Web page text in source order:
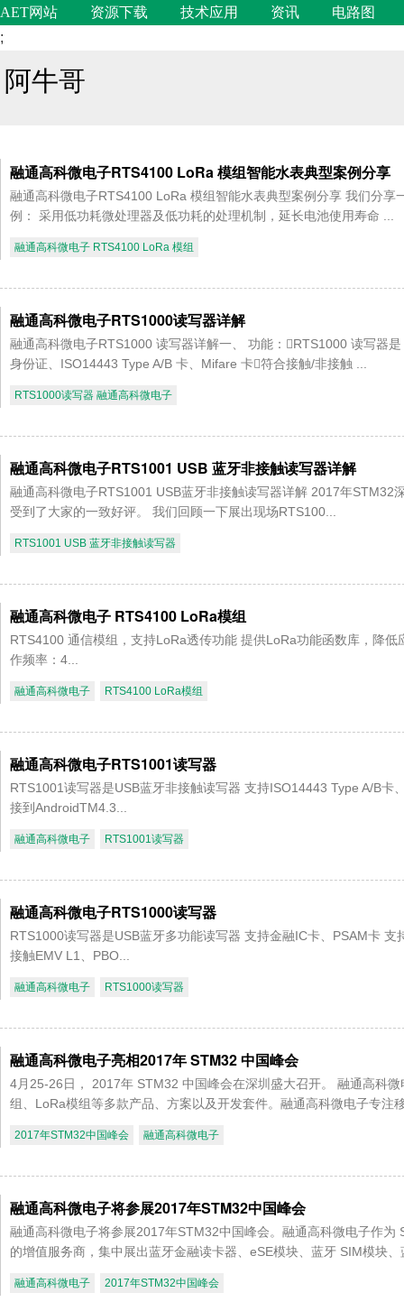
AET网站 资源下载 技术应用 资讯
电路图
;
阿牛哥
融通高科微电子RTS4100 LoRa 模组智能水表典型案例分享
融通高科微电子RTS4100 LoRa 模组智能水表典型案例分享 我们分
例： 采用低功耗微处理器及低功耗的处理机制，延长电池使用寿命 ...
融通高科微电子 RTS4100 LoRa 模组
融通高科微电子RTS1000读写器详解
融通高科微电子RTS1000 读写器详解一、 功能：RTS1000 读写器
身份证、ISO14443 Type A/B 卡、Mifare 卡符合接触/非接触 ...
RTS1000读写器 融通高科微电子
融通高科微电子RTS1001 USB 蓝牙非接触读写器详解
融通高科微电子RTS1001 USB蓝牙非接触读写器详解 2017年
受到了大家的一致好评。 我们回顾一下展出现场RTS100...
RTS1001 USB 蓝牙非接触读写器
融通高科微电子 RTS4100 LoRa模组
RTS4100 通信模组，支持LoRa透传功能 提供LoRa功能函数库，降
作频率：4...
融通高科微电子 RTS4100 LoRa模组
融通高科微电子RTS1001读写器
RTS1001读写器是USB蓝牙非接触读写器 支持ISO14443 Type A/B
接到AndroidTM4.3...
融通高科微电子 RTS1001读写器
融通高科微电子RTS1000读写器
RTS1000读写器是USB蓝牙多功能读写器 支持金融IC卡、PSAM卡
接触EMV L1、PBO...
融通高科微电子 RTS1000读写器
融通高科微电子亮相2017年 STM32 中国峰会
4月25-26日， 2017年 STM32 中国峰会在深圳盛大召开。 融通高科
组、LoRa模组等多款产品、方案以及开发套件。融通高科微电子专注
2017年STM32中国峰会 融通高科微电子
融通高科微电子将参展2017年STM32中国峰会
融通高科微电子将参展2017年STM32中国峰会。融通高科微电子作
的增值服务商，集中展出蓝牙金融读卡器、eSE模块、蓝牙 SIM模块
融通高科微电子 2017年STM32中国峰会